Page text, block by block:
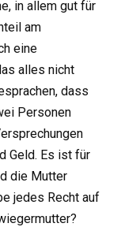
in allem gut für
am
eine
alles nicht
dass
Personen
Geld. Es ist für
die Mutter
jedes Recht auf